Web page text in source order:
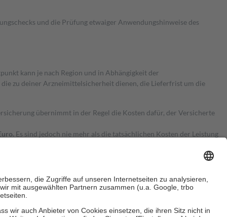
und die Prüfung etwaiger Anwendungshinweise des
kann je nach Region und in Abhängigkeit der
zu deiner Arzneimittelsicherheit dienen, die Lieferfrist um die
übernimmt in der Regel die Kosten dafür, der Versicherte
Es sind jedoch nie mehr als die tatsächlichen Kosten der Leistung
Zuzahlungen an bei: